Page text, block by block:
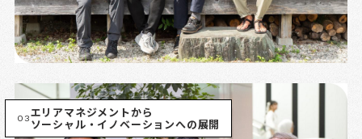
03エリアマネジメントから
ソーシャル・イノベーションへの展開